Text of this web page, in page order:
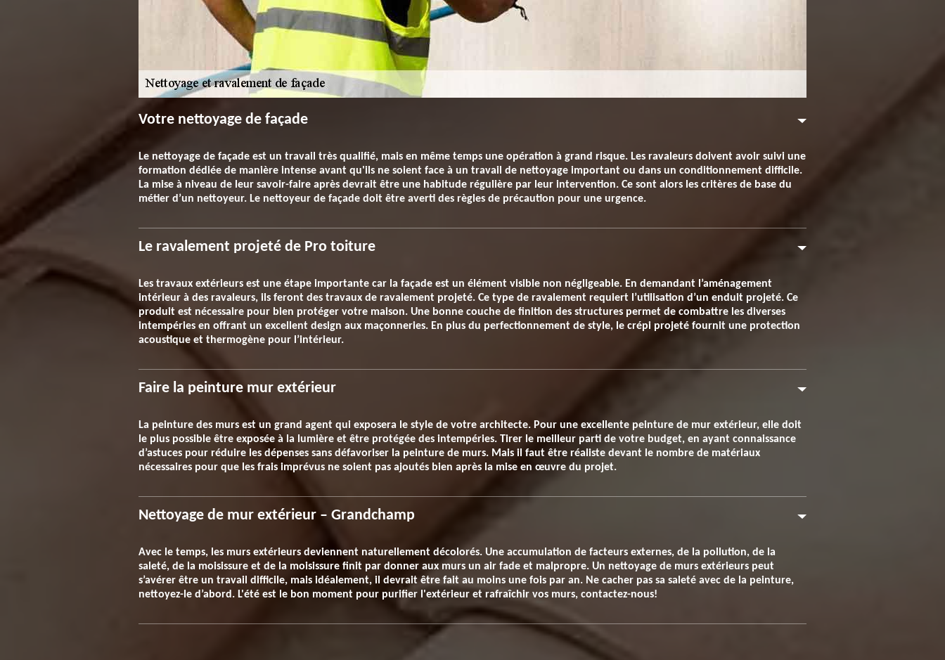
Votre nettoyage de façade
Le nettoyage de façade est un travail très qualifié, mais en même temps une opération à grand risque. Les ravaleurs doivent avoir suivi une
formation dédiée de manière intense avant qu'ils ne soient face à un travail de nettoyage important ou dans un conditionnement difficile.
La mise à niveau de leur savoir-faire après devrait être une habitude régulière par leur intervention. Ce sont alors les critères de base du
métier d’un nettoyeur. Le nettoyeur de façade doit être averti des règles de précaution pour une urgence.
Le ravalement projeté de Pro toiture
Les travaux extérieurs est une étape importante car la façade est un élément visible non négligeable. En demandant l’aménagement
intérieur à des ravaleurs, ils feront des travaux de ravalement projeté. Ce type de ravalement requiert l’utilisation d’un enduit projeté. Ce
produit est nécessaire pour bien protéger votre maison. Une bonne couche de finition des structures permet de combattre les diverses
intempéries en offrant un excellent design aux maçonneries. En plus du perfectionnement de style, le crépi projeté fournit une protection
acoustique et thermogène pour l’intérieur.
Faire la peinture mur extérieur
La peinture des murs est un grand agent qui exposera le style de votre architecte. Pour une excellente peinture de mur extérieur, elle doit
le plus possible être exposée à la lumière et être protégée des intempéries. Tirer le meilleur parti de votre budget, en ayant connaissance
d’astuces pour réduire les dépenses sans défavoriser la peinture de murs. Mais il faut être réaliste devant le nombre de matériaux
nécessaires pour que les frais imprévus ne soient pas ajoutés bien après la mise en œuvre du projet.
Nettoyage de mur extérieur – Grandchamp
Avec le temps, les murs extérieurs deviennent naturellement décolorés. Une accumulation de facteurs externes, de la pollution, de la
saleté, de la moisissure et de la moisissure finit par donner aux murs un air fade et malpropre. Un nettoyage de murs extérieurs peut
s’avérer être un travail difficile, mais idéalement, il devrait être fait au moins une fois par an. Ne cacher pas sa saleté avec de la peinture,
nettoyez-le d’abord. L'été est le bon moment pour purifier l'extérieur et rafraîchir vos murs, contactez-nous!